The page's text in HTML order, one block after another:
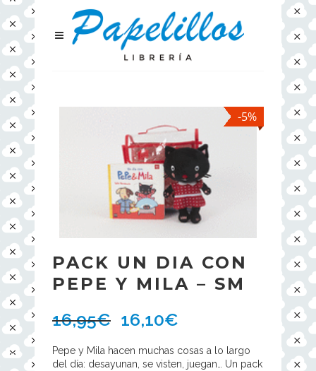
-5%
PACK UN DIA CON
PEPE Y MILA – SM
16,95€ 16,10€
Pepe y Mila hacen muchas cosas a lo largo
del día: desayunan, se visten, juegan… Un pack